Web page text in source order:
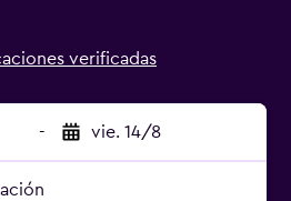
verificadas
- vie. 14/8